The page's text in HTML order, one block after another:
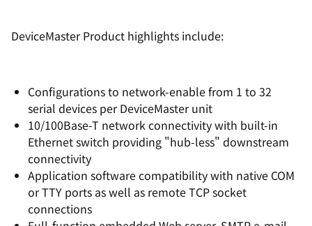
DeviceMaster Product highlights include:
Configurations to network-enable from 1 to 32
serial devices per DeviceMaster unit
10/100Base-T network connectivity with built-in
Ethernet switch providing "hub-less" downstream
connectivity
Application software compatibility with native COM
or TTY ports as well as remote TCP socket
connections